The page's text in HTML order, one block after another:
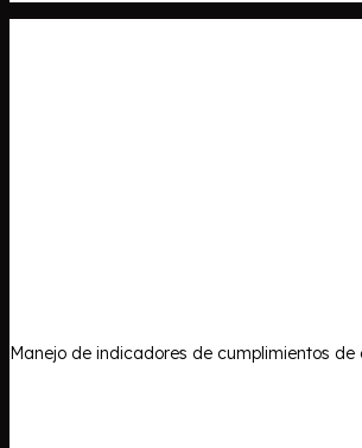
Manejo de indicadores de cumplimientos de